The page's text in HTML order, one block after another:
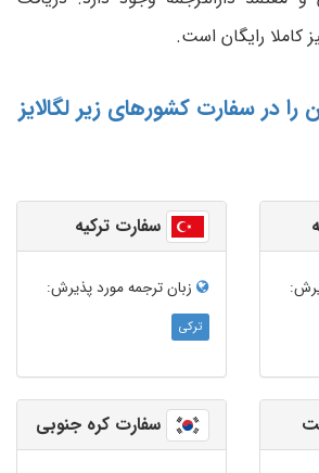
کاملا رایگان است.
را در سفارت کشورهای زیر لگالایز
سفارت ترکیه
زبان ترجمه‌ مورد پذیرش:
ترکی
سفارت کره جنوبی